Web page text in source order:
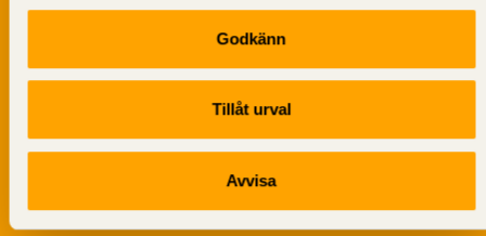
Godkänn
Tillåt urval
Avvisa
Vi värnar om personlig integritet vilket innebär att dina
Genom att klicka på skicka lämnar du ditt samtycke.